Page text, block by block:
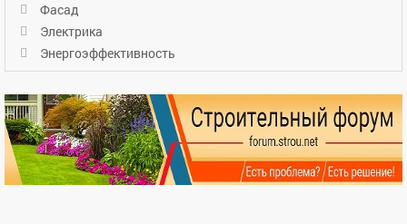
Фасад
Электрика
Энергоэффективность